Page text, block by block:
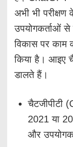
अभी भी
उपयोगकर्ताओं
विकास पर काम
किया है। आइए
डालते हैं।
चैटजीपीटी
2021 या
और